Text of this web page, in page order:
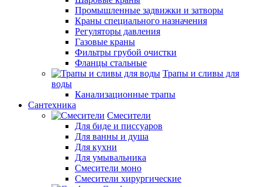
Промышленные задвижки и затворы
Краны специального назначения
Регуляторы давления
Газовые краны
Фильтры грубой очистки
Фланцы стальные
Трапы и сливы для
воды
Канализационные трапы
Сантехника
Смесители
Для биде и писсуаров
Для ванны и душа
Для кухни
Для умывальника
Смесители моно
Смесители хирургические